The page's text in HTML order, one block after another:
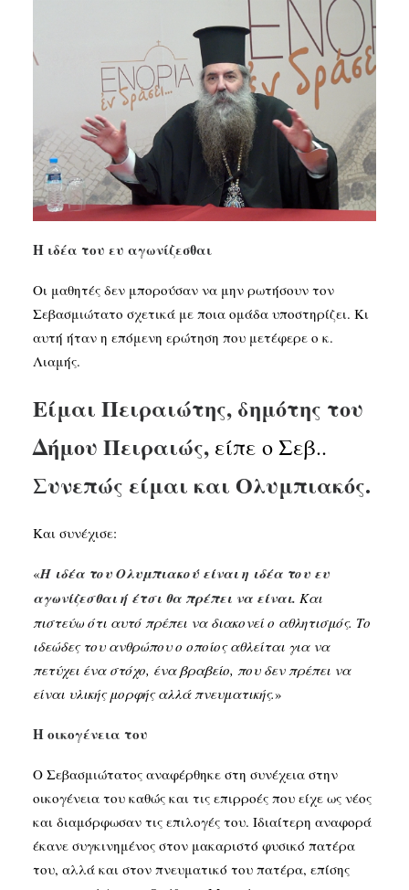
Η ιδέα του ευ αγωνίζεσθαι
Οι μαθητές δεν μπορούσαν να μην ρωτήσουν τον
Σεβασμιώτατο σχετικά με ποια ομάδα υποστηρίζει. Κι
αυτή ήταν η επόμενη ερώτηση που μετέφερε ο κ.
Λιαμής.
Είμαι Πειραιώτης, δημότης του
Δήμου Πειραιώς, είπε ο Σεβ..
Συνεπώς είμαι και Ολυμπιακός.
Και συνέχισε:
«Η ιδέα του Ολυμπιακού είναι η ιδέα του ευ
αγωνίζεσθαι ή έτσι θα πρέπει να είναι. Και
πιστεύω ότι αυτό πρέπει να διακονεί ο αθλητισμός. Το
ιδεώδες του ανθρώπου ο οποίος αθλείται για να
πετύχει ένα στόχο, ένα βραβείο, που δεν πρέπει να
είναι υλικής μορφής αλλά πνευματικής.»
Η οικογένεια του
Ο Σεβασμιώτατος αναφέρθηκε στη συνέχεια στην
οικογένεια του καθώς και τις επιρροές που είχε ως νέος
και διαμόρφωσαν τις επιλογές του. Ιδιαίτερη αναφορά
έκανε συγκινημένος στον μακαριστό φυσικό πατέρα
του, αλλά και στον πνευματικό του πατέρα, επίσης